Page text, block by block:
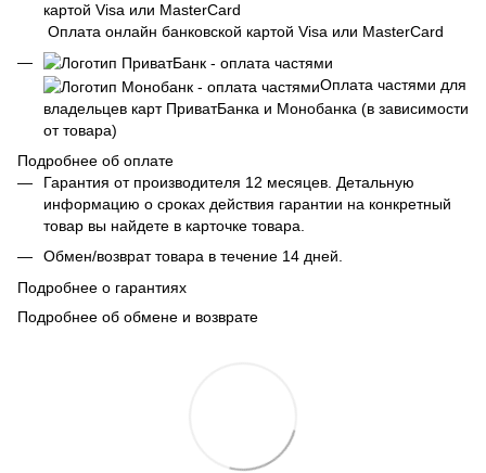
Оплата онлайн банковской картой Visa или MasterCard
Оплата частями для
владельцев карт ПриватБанка и Монобанка (в зависимости
от товара)
Подробнее об оплате
Гарантия от производителя 12 месяцев. Детальную
информацию о сроках действия гарантии на конкретный
товар вы найдете в карточке товара.
Обмен/возврат товара в течение 14 дней.
Подробнее о гарантиях
Подробнее об обмене и возврате